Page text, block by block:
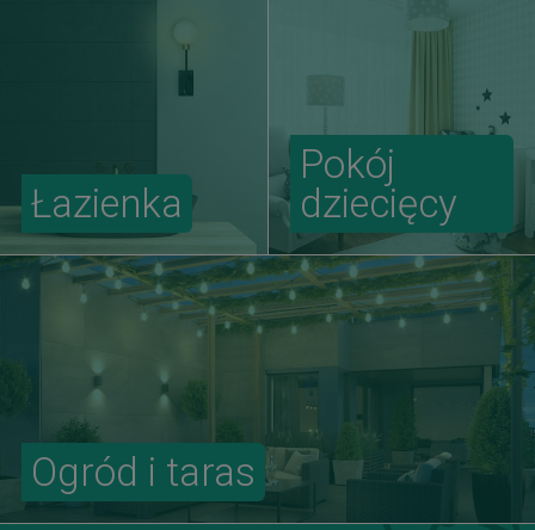
Ogród i taras
Łazienka
Pokój
dziecięcy